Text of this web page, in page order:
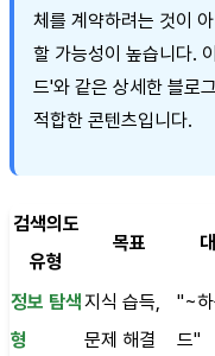
체를 계약하려는 것이
할 가능성이 높습니다.
드'와 같은 상세한 블로
적합한 콘텐츠입니다.
검색의도
유형
목표
정보 탐색
형
지식 습득,
문제 해결
"~하
드"